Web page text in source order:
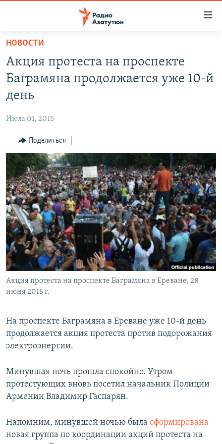
Перейти
основному
содержанию
Перейти
основной
Перейти
поиску
НОВОСТИ
ПОЛИТИКА
ЭКОНОМИКА
РЕГИОН
НАГОРНЫЙ КАРАБАХ
КУЛЬТУРА
СПОРТ
АРХИВ
Հայերեն
English
НОВОСТИ
Акция протеста на проспекте
Баграмяна продолжается уже 10-й
день
Июль 01, 2015
Поделиться
Акция протеста на проспекте Баграмяна в Ереване, 28
июня 2015 г.
На проспекте Баграмяна в Ереване уже 10-й день
продолжается акция протеста против подорожания
электроэнергии.
Минувшая ночь прошла спокойно. Утром
протестующих вновь посетил начальник Полиции
Армении Владимир Гаспарян.
Напомним, минувшей ночью была сформирована
новая группа по координации акций протеста на